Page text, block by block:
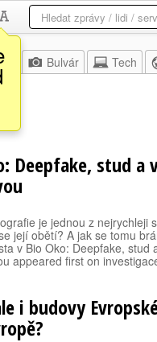
Bulvár Tech
Deepfake, stud a
je jednou z nejrychleji
její obětí? A jak se tomu
v Bio Oko: Deepfake, stud
appeared first on
i budovy